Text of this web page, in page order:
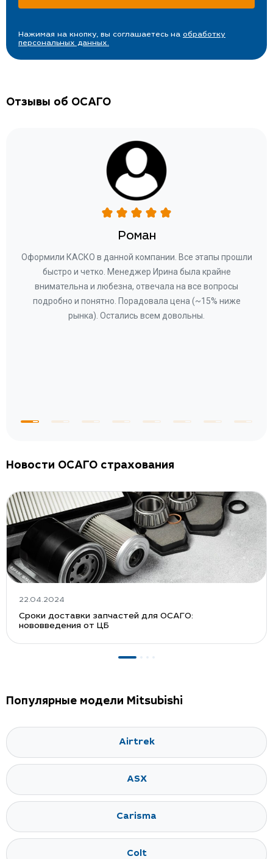
Нажимая на кнопку, вы соглашаетесь на обработку
персональных данных.
Отзывы об ОСАГО
Роман
Оформили КАСКО в данной компании. Все этапы прошли
быстро и четко. Менеджер Ирина была крайне
внимательна и любезна, отвечала на все вопросы
подробно и понятно. Порадовала цена (~15% ниже
рынка). Остались всем довольны.
Новости ОСАГО страхования
22.04.2024
Сроки доставки запчастей для ОСАГО:
нововведения от ЦБ
Популярные модели Mitsubishi
Airtrek
ASX
Carisma
Colt